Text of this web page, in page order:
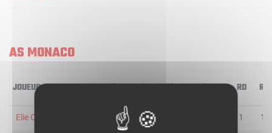
AS MONACO
JOUEUR MIN 2R/2T 3R/3T TR/TT 1R/1T RO RD RT
Elie OKOBO 4/7 1/6 1 1